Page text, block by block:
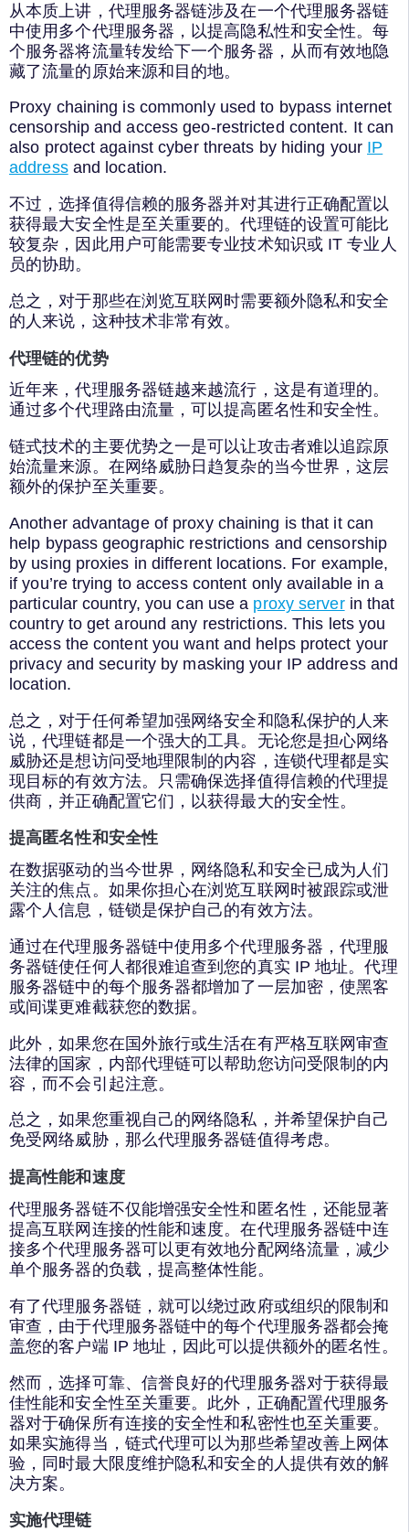
从本质上讲，代理服务器链涉及在一个代理服务器链
中使用多个代理服务器，以提高隐私性和安全性。每
个服务器将流量转发给下一个服务器，从而有效地隐
藏了流量的原始来源和目的地。
Proxy chaining is commonly used to bypass internet
censorship and access geo-restricted content. It can
also protect against cyber threats by hiding your IP
addressand location.
不过，选择值得信赖的服务器并对其进行正确配置以
获得最大安全性是至关重要的。代理链的设置可能比
较复杂，因此用户可能需要专业技术知识或 IT 专业人
员的协助。
总之，对于那些在浏览互联网时需要额外隐私和安全
的人来说，这种技术非常有效。
代理链的优势
近年来，代理服务器链越来越流行，这是有道理的。
通过多个代理路由流量，可以提高匿名性和安全性。
链式技术的主要优势之一是可以让攻击者难以追踪原
始流量来源。在网络威胁日趋复杂的当今世界，这层
额外的保护至关重要。
Another advantage of proxy chaining is that it can
help bypass geographic restrictions and censorship
by using proxies in different locations. For example,
if you’re trying to access content only available in a
particular country, you can use a proxy serverin that
country to get around any restrictions. This lets you
access the content you want and helps protect your
privacy and security by masking your IP address and
location.
总之，对于任何希望加强网络安全和隐私保护的人来
说，代理链都是一个强大的工具。无论您是担心网络
威胁还是想访问受地理限制的内容，连锁代理都是实
现目标的有效方法。只需确保选择值得信赖的代理提
供商，并正确配置它们，以获得最大的安全性。
提高匿名性和安全性
在数据驱动的当今世界，网络隐私和安全已成为人们
关注的焦点。如果你担心在浏览互联网时被跟踪或泄
露个人信息，链锁是保护自己的有效方法。
通过在代理服务器链中使用多个代理服务器，代理服
务器链使任何人都很难追查到您的真实 IP 地址。代理
服务器链中的每个服务器都增加了一层加密，使黑客
或间谍更难截获您的数据。
此外，如果您在国外旅行或生活在有严格互联网审查
法律的国家，内部代理链可以帮助您访问受限制的内
容，而不会引起注意。
总之，如果您重视自己的网络隐私，并希望保护自己
免受网络威胁，那么代理服务器链值得考虑。
提高性能和速度
代理服务器链不仅能增强安全性和匿名性，还能显著
提高互联网连接的性能和速度。在代理服务器链中连
接多个代理服务器可以更有效地分配网络流量，减少
单个服务器的负载，提高整体性能。
有了代理服务器链，就可以绕过政府或组织的限制和
审查，由于代理服务器链中的每个代理服务器都会掩
盖您的客户端 IP 地址，因此可以提供额外的匿名性。
然而，选择可靠、信誉良好的代理服务器对于获得最
佳性能和安全性至关重要。此外，正确配置代理服务
器对于确保所有连接的安全性和私密性也至关重要。
如果实施得当，链式代理可以为那些希望改善上网体
验，同时最大限度维护隐私和安全的人提供有效的解
决方案。
实施代理链